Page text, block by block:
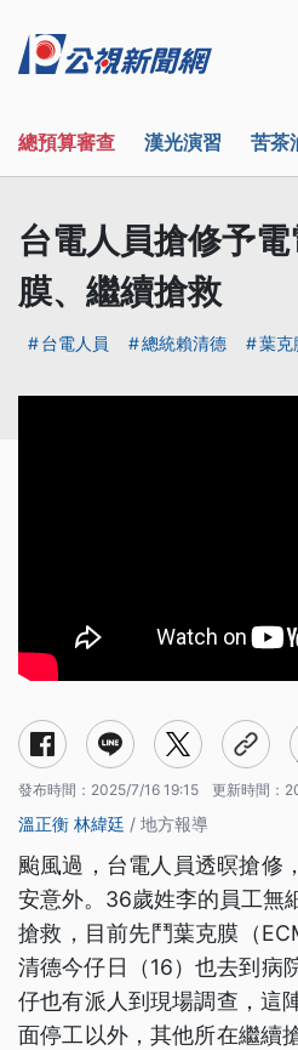
總預算審查 漢光演習 苦茶
台電人員搶修予
膜、繼續搶救
台電人員 總統賴清德 葉克
發布時間： 2025/7/16 19:15 更新時間：
溫正衡 林緯廷 / 地方報導
颱風過，台電人員透暝搶修
安意外。36歲姓李的員工無
搶救，目前先鬥葉克膜（
清德今仔日（16）也去到病
仔也有派人到現場調查，這
面停工以外，其他所在繼續